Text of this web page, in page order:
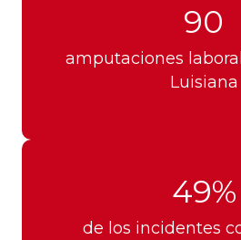
90
amputaciones
Luisiana
49%
de los incidentes